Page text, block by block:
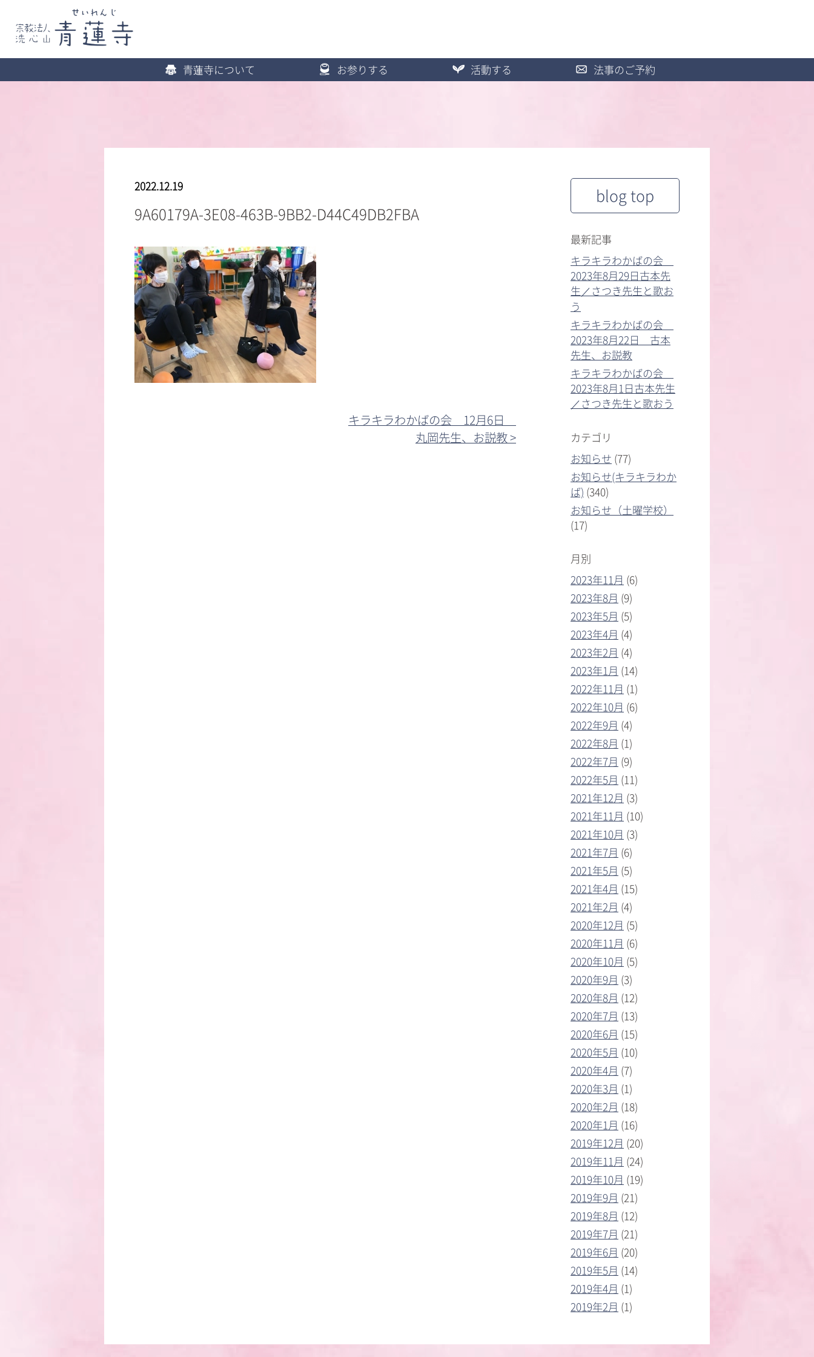
青蓮寺について お参りする 活動する 法事のご予約
2022.12.19
9A60179A-3E08-463B-9BB2-D44C49DB2FBA
キラキラわかばの会 12月6日
丸岡先生、お説教 >︎
blog top
最新記事
キラキラわかばの会
2023年8月29日古本先
生／さつき先生と歌お
う
キラキラわかばの会
2023年8月22日 古本
先生、お説教
キラキラわかばの会
2023年8月1日古本先生
／さつき先生と歌おう
カテゴリ
お知らせ (77)
お知らせ(キラキラわか
ば) (340)
お知らせ（土曜学校）
(17)
月別
2023年11月 (6)
2023年8月 (9)
2023年5月 (5)
2023年4月 (4)
2023年2月 (4)
2023年1月 (14)
2022年11月 (1)
2022年10月 (6)
2022年9月 (4)
2022年8月 (1)
2022年7月 (9)
2022年5月 (11)
2021年12月 (3)
2021年11月 (10)
2021年10月 (3)
2021年7月 (6)
2021年5月 (5)
2021年4月 (15)
2021年2月 (4)
2020年12月 (5)
2020年11月 (6)
2020年10月 (5)
2020年9月 (3)
2020年8月 (12)
2020年7月 (13)
2020年6月 (15)
2020年5月 (10)
2020年4月 (7)
2020年3月 (1)
2020年2月 (18)
2020年1月 (16)
2019年12月 (20)
2019年11月 (24)
2019年10月 (19)
2019年9月 (21)
2019年8月 (12)
2019年7月 (21)
2019年6月 (20)
2019年5月 (14)
2019年4月 (1)
2019年2月 (1)